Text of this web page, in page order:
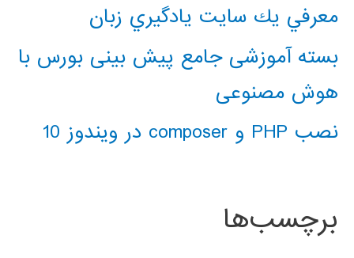
معرفي يك سايت يادگيري زبان
بسته آموزشی جامع پیش بینی بورس با
هوش مصنوعی
نصب PHP و composer در ویندوز 10
برچسب‌ها